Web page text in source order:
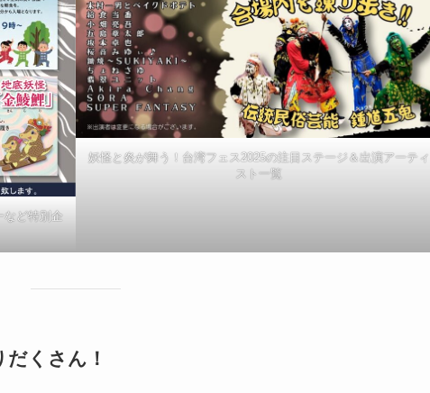
など特別企
妖怪と炎が舞う！台湾フェス2025の注目ステージ＆出演アーティ
スト一覧
だくさん！